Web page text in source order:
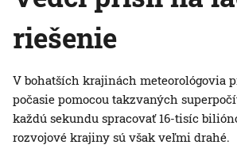
riešenie
V bohatších krajinách meteorológovia
počasie pomocou takzvaných
každú sekundu spracovať 16-tisíc
rozvojové krajiny sú však veľmi drahé.